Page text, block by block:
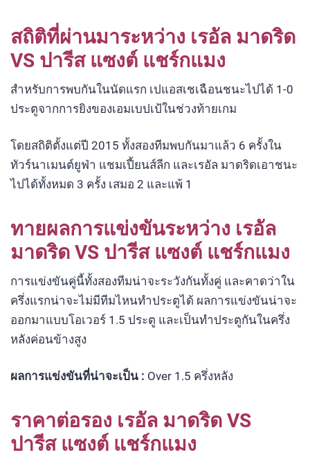
สถิติที่ผ่านมาระหว่าง เรอัล มาดริด
VS ปารีส แซงต์ แชร์กแมง
สำหรับการพบกันในนัดแรก เปแอสเชเฉือนชนะไปได้ 1-0
ประตูจากการยิงของเอมเบปเป้ในช่วงท้ายเกม
โดยสถิติตั้งแต่ปี 2015 ทั้งสองทีมพบกันมาแล้ว 6 ครั้งใน
ทัวร์นาเมนต์ยูฟ่า แชมเปี้ยนส์ลีก และเรอัล มาดริดเอาชนะ
ไปได้ทั้งหมด 3 ครั้ง เสมอ 2 และแพ้ 1
ทายผลการแข่งขันระหว่าง เรอัล
มาดริด VS ปารีส แซงต์ แชร์กแมง
การแข่งขันคู่นี้ทั้งสองทีมน่าจะระวังกันทั้งคู่ และคาดว่าใน
ครึ่งแรกน่าจะไม่มีทีมไหนทำประตูได้ ผลการแข่งขันน่าจะ
ออกมาแบบโอเวอร์ 1.5 ประตู และเป็นทำประตูกันในครึ่ง
หลังค่อนข้างสูง
ผลการแข่งขันที่น่าจะเป็น : Over 1.5 ครึ่งหลัง
ราคาต่อรอง เรอัล มาดริด VS
ปารีส แซงต์ แชร์กแมง